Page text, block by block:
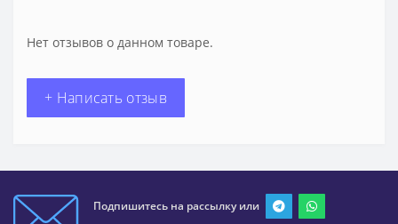
Нет отзывов о данном товаре.
+ Написать отзыв
Подпишитесь на рассылку или